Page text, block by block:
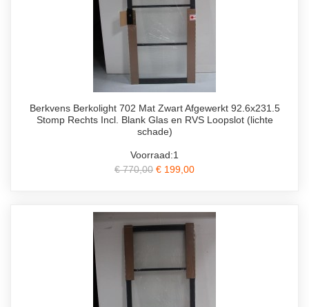
Berkvens Berkolight 702 Mat Zwart Afgewerkt 92.6x231.5
Stomp Rechts Incl. Blank Glas en RVS Loopslot (lichte
schade)
Voorraad:1
€ 770,00 € 199,00